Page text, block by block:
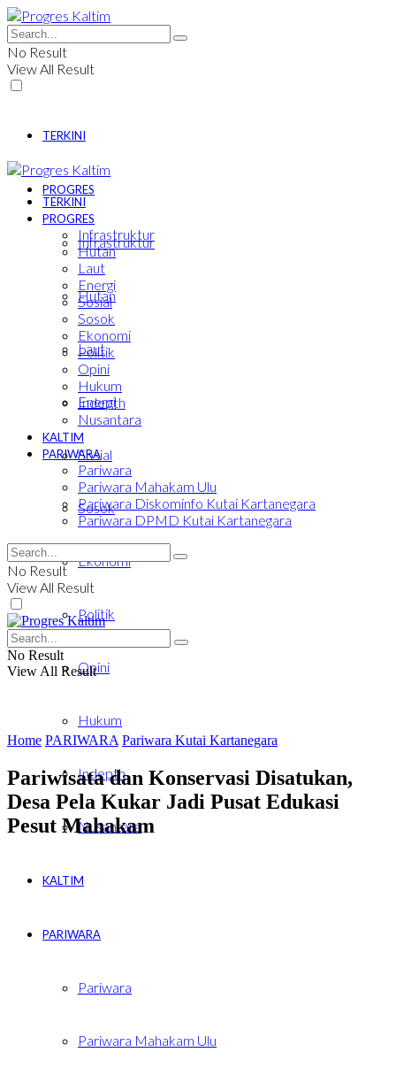
No Result
View All Result
TERKINI
PROGRES
Infrastruktur
Hutan
Laut
Energi
Sosial
Sosok
Ekonomi
Politik
Opini
Hukum
Indepth
Nusantara
KALTIM
PARIWARA
Pariwara
Pariwara Mahakam Ulu
TERKINI
PROGRES
Infrastruktur
Hutan
Laut
Energi
Sosial
Sosok
Ekonomi
Politik
Opini
Hukum
Indepth
Nusantara
KALTIM
PARIWARA
Pariwara
Pariwara Mahakam Ulu
Pariwara Diskominfo Kutai Kartanegara
Pariwara DPMD Kutai Kartanegara
No Result
View All Result
No Result
View All Result
Home PARIWARA Pariwara Kutai Kartanegara
Pariwisata dan Konservasi Disatukan,
Desa Pela Kukar Jadi Pusat Edukasi
Pesut Mahakam